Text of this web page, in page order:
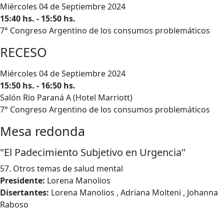
Miércoles 04 de Septiembre 2024
15:40 hs. - 15:50 hs.
7° Congreso Argentino de los consumos problemáticos
RECESO
Miércoles 04 de Septiembre 2024
15:50 hs. - 16:50 hs.
Salón Rio Paraná A (Hotel Marriott)
7° Congreso Argentino de los consumos problemáticos
Mesa redonda
"El Padecimiento Subjetivo en Urgencia"
57. Otros temas de salud mental
Presidente: Lorena Manolios
Disertantes: Lorena Manolios , Adriana Molteni , Johanna
Raboso